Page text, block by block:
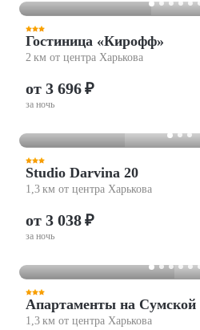
Гостиница «Кирофф»
2 км от центра Харькова
от 3 696 ₽
за ночь
Studio Darvina 20
1,3 км от центра Харькова
от 3 038 ₽
за ночь
Апартаменты на Сумской
1,3 км от центра Харькова